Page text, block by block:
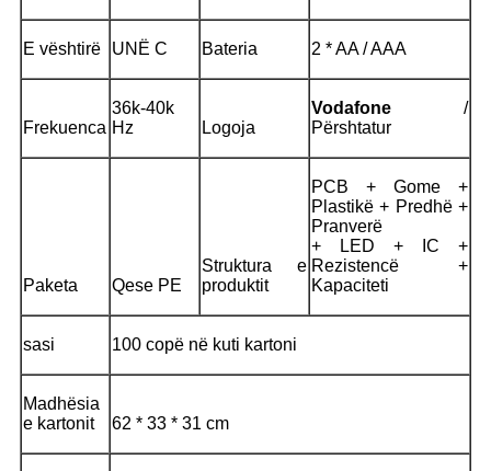
E vështirë UNË C Bateria 2 * AA / AAA
Frekuenca
36k-40k
Hz
Logoja
Vodafone /
Përshtatur
Paketa Qese PE
Struktura e
produktit
PCB + Gome +
Plastikë + Predhë +
Pranverë
+ LED + IC +
Rezistencë +
Kapaciteti
sasi 100 copë në kuti kartoni
Madhësia
e kartonit
62 * 33 * 31 cm